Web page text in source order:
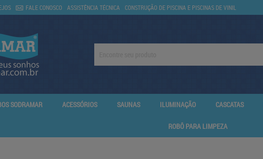
FALE CONOSCO ASSISTÊNCIA TÉCNICA CONSTRUÇÃO DE PISCINA E PISCINAS DE VINIL
SODRAMAR ACESSÓRIOS SAUNAS ILUMINAÇÃO CASCATAS
ROBÔ PARA LIMPEZA